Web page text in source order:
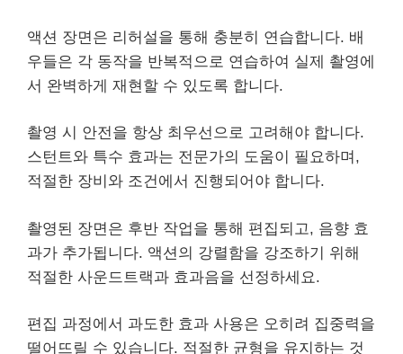
액션 장면은 리허설을 통해 충분히 연습합니다. 배
우들은 각 동작을 반복적으로 연습하여 실제 촬영에
서 완벽하게 재현할 수 있도록 합니다.
촬영 시 안전을 항상 최우선으로 고려해야 합니다.
스턴트와 특수 효과는 전문가의 도움이 필요하며,
적절한 장비와 조건에서 진행되어야 합니다.
촬영된 장면은 후반 작업을 통해 편집되고, 음향 효
과가 추가됩니다. 액션의 강렬함을 강조하기 위해
적절한 사운드트랙과 효과음을 선정하세요.
편집 과정에서 과도한 효과 사용은 오히려 집중력을
떨어뜨릴 수 있습니다. 적절한 균형을 유지하는 것